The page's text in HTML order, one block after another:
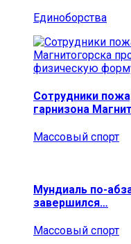
Единоборства
Сотрудники
гарнизона
Массовый спорт
Мундиаль по-
завершился…
Массовый спорт